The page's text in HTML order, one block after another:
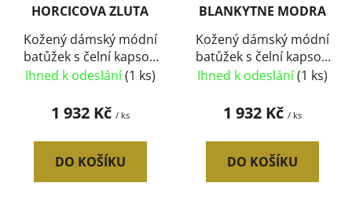
HORCICOVA ZLUTA
Kožený dámský módní
batůžek s čelní kapsou
Patrizia Piu hořčicově
Ihned k odeslání(1 ks)
1 932 Kč / ks
DO KOŠÍKU
BLANKYTNE MODRA
Kožený dámský módní
batůžek s čelní kapsou
Patrizia Piu blankytně
Ihned k odeslání(1 ks)
1 932 Kč / ks
DO KOŠÍKU